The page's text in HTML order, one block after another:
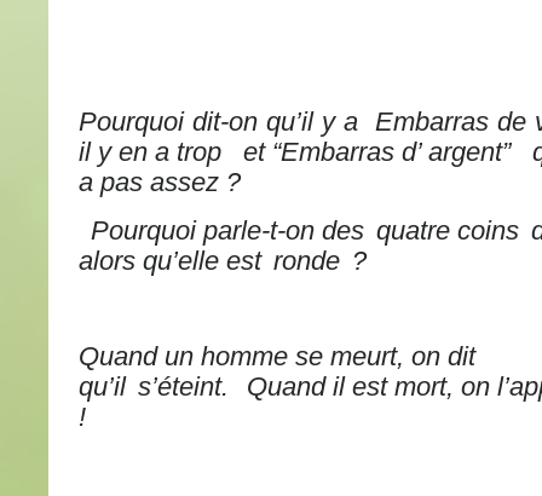
Pourquoi dit-on qu’il y a Embarras de
il y en a trop et “Embarras d’ argent”
a pas assez ?
Pourquoi parle-t-on des quatre coins
alors qu’elle est ronde ?
Quand un homme se meurt, on dit
qu’il s’éteint.
Quand il est mort, on
!